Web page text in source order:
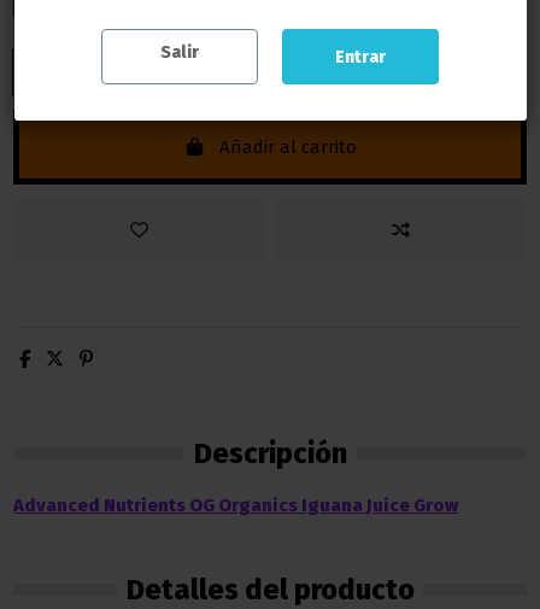
Añadir al carrito
Descripción
Advanced Nutrients OG Organics Iguana Juice Grow
Detalles del producto
Salir Entrar